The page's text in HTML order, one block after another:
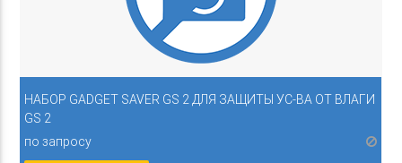
НАБОР GADGET SAVER GS 2 ДЛЯ ЗАЩИТЫ УС-ВА ОТ ВЛАГИ
GS 2
по запросу